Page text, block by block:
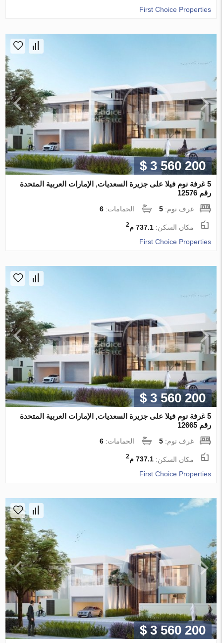
First Choice Properties
$ 3 560 200
5 غرفة نوم فيلا على جزيرة السعديات, الإمارات العربية المتحدة
رقم 12576
غرف نوم:5 الحمامات:6
مكان السكن:737.1 م 2
First Choice Properties
$ 3 560 200
5 غرفة نوم فيلا على جزيرة السعديات, الإمارات العربية المتحدة
رقم 12665
غرف نوم:5 الحمامات:6
مكان السكن:737.1 م 2
First Choice Properties
$ 3 560 200